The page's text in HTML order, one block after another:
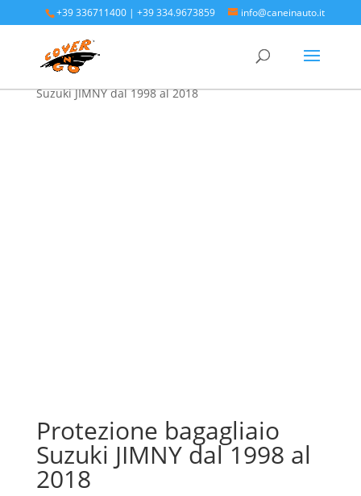
+39 336711400 |+39 334.9673859 info@caneinauto.it
Home/SALVA BAULE - Vasca Telo Copribaule
Auto/SALVA BAULE SUZUKI
Suzuki JIMNY dal 1998 al 2018
Protezione bagagliaio
Suzuki JIMNY dal 1998 al
2018